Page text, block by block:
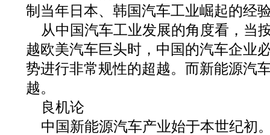
制当年日本、韩国汽车工业崛起的
从中国汽车工业发展的角度看，当
越欧美汽车巨头时，中国的汽车企业
势进行非常规性的超越。而新能源汽
越。
良机论
中国新能源汽车产业始于本世纪初